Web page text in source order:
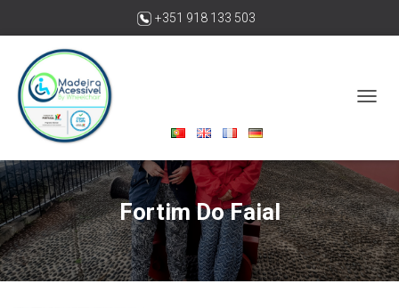
+351 918 133 503
madeiraacessivelbywheelchair@gmail.com
E
R
N
A
R
A
N
A
Fortim Do Faial